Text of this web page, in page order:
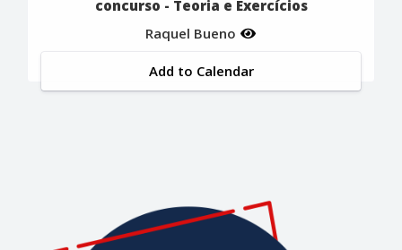
concurso - Teoria e Exercícios
Raquel Bueno
Add to Calendar